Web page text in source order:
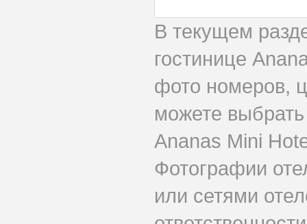
В текущем
гостинице
фото номеров,
можете
Ananas Mini
Фотографии
или сетями